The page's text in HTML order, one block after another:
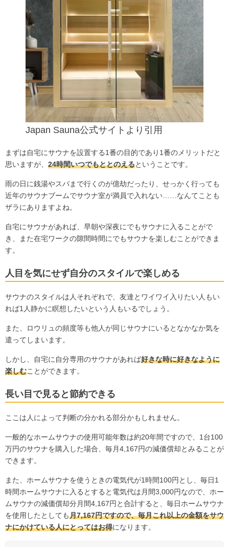
Japan Sauna公式サイト より引用
まずは自宅にサウナを設置する1番の目的であり1番のメリットだと
思いますが、 24時間いつでもととのえるということです。
雨の日に銭湯やスパまで行くのが億劫だったり、せっかく行っても
近年のサウナブームでサウナ室が満員で入れない……なんてことも
ザラにありますよね。
自宅にサウナがあれば、早朝や深夜にでもサウナに入ることがで
き、また在宅ワークの隙間時間にでもサウナを楽しむことができま
す。
人目を気にせず自分のスタイルで楽しめる
サウナのスタイルは人それぞれで、友達とワイワイ入りたい人もい
れば1人静かに瞑想したいという人もいるでしょう。
また、ロウリュの頻度等も他人が同じサウナにいるとなかなか気を
遣ってしまいます。
しかし、自宅に自分専用のサウナがあれば好きな時に好きなように
楽しむことができます。
長い目で見ると節約できる
ここは人によって判断の分かれる部分かもしれません。
一般的なホームサウナの使用可能年数は約20年間ですので、1台100
万円のサウナを購入した場合、毎月4,167円の減価償却とみることが
できます。
また、ホームサウナを使うときの電気代が1時間100円とし、毎日1
時間ホームサウナに入るとすると電気代は月間3,000円なので、ホー
ムサウナの減価償却分月間4,167円と合計すると、毎日ホームサウナ
を使用したとしても月7,167円ですので、毎月これ以上の金額をサウ
ナにかけている人にとってはお得になります。